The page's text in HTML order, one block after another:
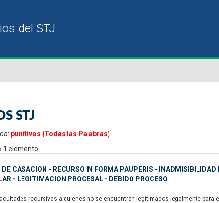
STJ
punitivos (Todas las Palabras)
1 elemento.
DE CASACION - RECURSO IN FORMA PAUPERIS -
- LEGITIMACION PROCESAL - DEBIDO PROCESO
recursivas a quienes no se encuentran legitimados legalmente para